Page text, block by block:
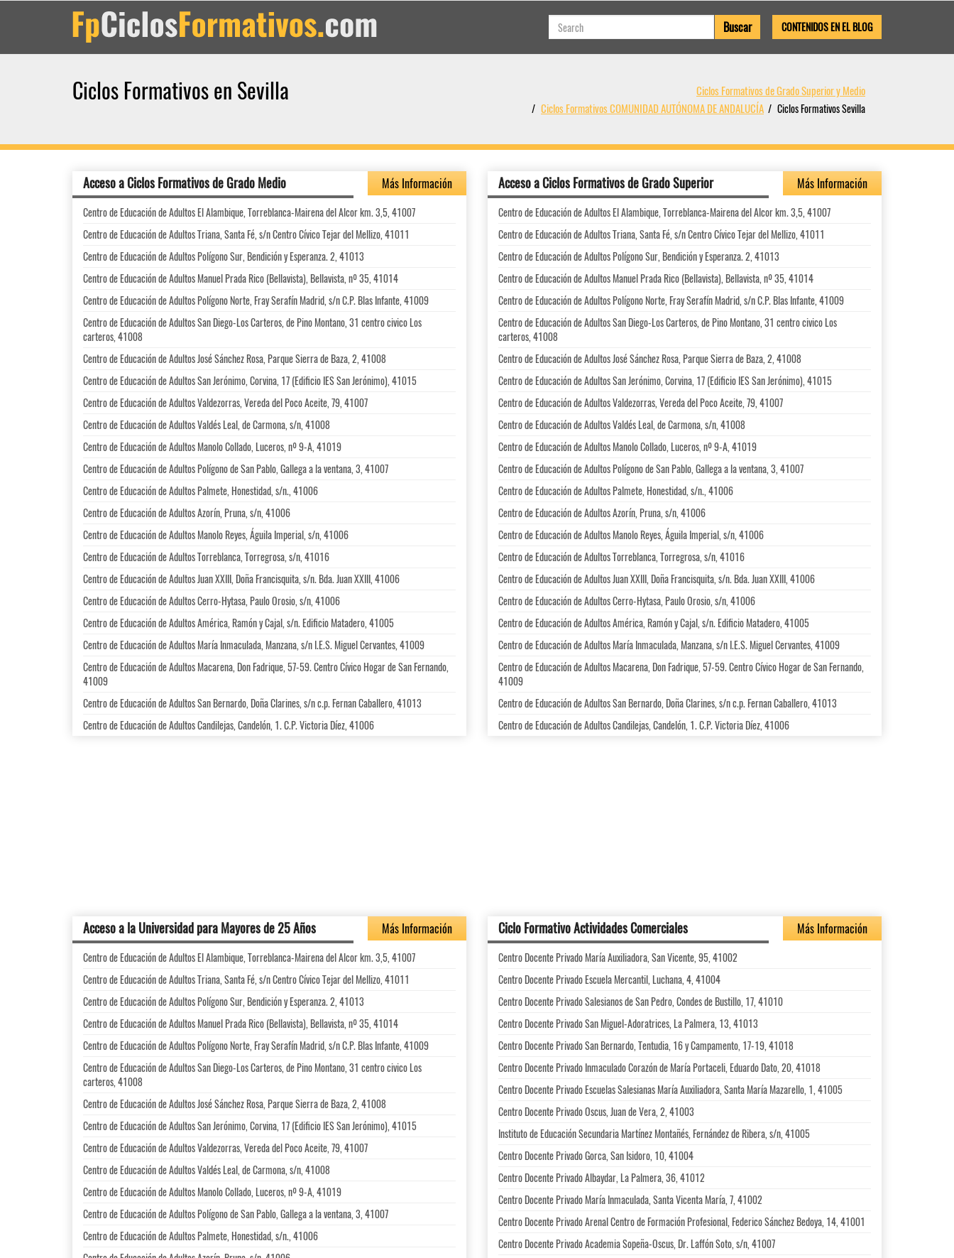
CONTENIDOS EN EL BLOG
Ciclos Formativos en Sevilla
Ciclos Formativos de Grado Superior y Medio
Ciclos Formativos COMUNIDAD AUTÓNOMA DE ANDALUCÍA
Ciclos Formativos Sevilla
Acceso a Ciclos Formativos de Grado Medio Más Información
Centro de Educación de Adultos El Alambique, Torreblanca-Mairena del Alcor km. 3,5, 41007
Centro de Educación de Adultos Triana, Santa Fé, s/n Centro Cívico Tejar del Mellizo, 41011
Centro de Educación de Adultos Polígono Sur, Bendición y Esperanza. 2, 41013
Centro de Educación de Adultos Manuel Prada Rico (Bellavista), Bellavista, nº 35, 41014
Centro de Educación de Adultos Polígono Norte, Fray Serafín Madrid, s/n C.P. Blas Infante, 41009
Centro de Educación de Adultos San Diego-Los Carteros, de Pino Montano, 31 centro civico Los
carteros, 41008
Centro de Educación de Adultos José Sánchez Rosa, Parque Sierra de Baza, 2, 41008
Centro de Educación de Adultos San Jerónimo, Corvina, 17 (Edificio IES San Jerónimo), 41015
Centro de Educación de Adultos Valdezorras, Vereda del Poco Aceite, 79, 41007
Centro de Educación de Adultos Valdés Leal, de Carmona, s/n, 41008
Centro de Educación de Adultos Manolo Collado, Luceros, nº 9-A, 41019
Centro de Educación de Adultos Polígono de San Pablo, Gallega a la ventana, 3, 41007
Centro de Educación de Adultos Palmete, Honestidad, s/n., 41006
Centro de Educación de Adultos Azorín, Pruna, s/n, 41006
Centro de Educación de Adultos Manolo Reyes, Águila Imperial, s/n, 41006
Centro de Educación de Adultos Torreblanca, Torregrosa, s/n, 41016
Centro de Educación de Adultos Juan XXIII, Doña Francisquita, s/n. Bda. Juan XXIII, 41006
Centro de Educación de Adultos Cerro-Hytasa, Paulo Orosio, s/n, 41006
Centro de Educación de Adultos América, Ramón y Cajal, s/n. Edificio Matadero, 41005
Centro de Educación de Adultos María Inmaculada, Manzana, s/n I.E.S. Miguel Cervantes, 41009
Centro de Educación de Adultos Macarena, Don Fadrique, 57-59. Centro Cívico Hogar de San Fernando,
41009
Centro de Educación de Adultos San Bernardo, Doña Clarines, s/n c.p. Fernan Caballero, 41013
Centro de Educación de Adultos Candilejas, Candelón, 1. C.P. Victoria Díez, 41006
Acceso a Ciclos Formativos de Grado Superior Más Información
Centro de Educación de Adultos El Alambique, Torreblanca-Mairena del Alcor km. 3,5, 41007
Centro de Educación de Adultos Triana, Santa Fé, s/n Centro Cívico Tejar del Mellizo, 41011
Centro de Educación de Adultos Polígono Sur, Bendición y Esperanza. 2, 41013
Centro de Educación de Adultos Manuel Prada Rico (Bellavista), Bellavista, nº 35, 41014
Centro de Educación de Adultos Polígono Norte, Fray Serafín Madrid, s/n C.P. Blas Infante, 41009
Centro de Educación de Adultos San Diego-Los Carteros, de Pino Montano, 31 centro civico Los
carteros, 41008
Centro de Educación de Adultos José Sánchez Rosa, Parque Sierra de Baza, 2, 41008
Centro de Educación de Adultos San Jerónimo, Corvina, 17 (Edificio IES San Jerónimo), 41015
Centro de Educación de Adultos Valdezorras, Vereda del Poco Aceite, 79, 41007
Centro de Educación de Adultos Valdés Leal, de Carmona, s/n, 41008
Centro de Educación de Adultos Manolo Collado, Luceros, nº 9-A, 41019
Centro de Educación de Adultos Polígono de San Pablo, Gallega a la ventana, 3, 41007
Centro de Educación de Adultos Palmete, Honestidad, s/n., 41006
Centro de Educación de Adultos Azorín, Pruna, s/n, 41006
Centro de Educación de Adultos Manolo Reyes, Águila Imperial, s/n, 41006
Centro de Educación de Adultos Torreblanca, Torregrosa, s/n, 41016
Centro de Educación de Adultos Juan XXIII, Doña Francisquita, s/n. Bda. Juan XXIII, 41006
Centro de Educación de Adultos Cerro-Hytasa, Paulo Orosio, s/n, 41006
Centro de Educación de Adultos América, Ramón y Cajal, s/n. Edificio Matadero, 41005
Centro de Educación de Adultos María Inmaculada, Manzana, s/n I.E.S. Miguel Cervantes, 41009
Centro de Educación de Adultos Macarena, Don Fadrique, 57-59. Centro Cívico Hogar de San Fernando,
41009
Centro de Educación de Adultos San Bernardo, Doña Clarines, s/n c.p. Fernan Caballero, 41013
Centro de Educación de Adultos Candilejas, Candelón, 1. C.P. Victoria Díez, 41006
Acceso a la Universidad para Mayores de 25 Años Más Información
Centro de Educación de Adultos El Alambique, Torreblanca-Mairena del Alcor km. 3,5, 41007
Centro de Educación de Adultos Triana, Santa Fé, s/n Centro Cívico Tejar del Mellizo, 41011
Centro de Educación de Adultos Polígono Sur, Bendición y Esperanza. 2, 41013
Centro de Educación de Adultos Manuel Prada Rico (Bellavista), Bellavista, nº 35, 41014
Centro de Educación de Adultos Polígono Norte, Fray Serafín Madrid, s/n C.P. Blas Infante, 41009
Centro de Educación de Adultos San Diego-Los Carteros, de Pino Montano, 31 centro civico Los
carteros, 41008
Centro de Educación de Adultos José Sánchez Rosa, Parque Sierra de Baza, 2, 41008
Centro de Educación de Adultos San Jerónimo, Corvina, 17 (Edificio IES San Jerónimo), 41015
Centro de Educación de Adultos Valdezorras, Vereda del Poco Aceite, 79, 41007
Centro de Educación de Adultos Valdés Leal, de Carmona, s/n, 41008
Centro de Educación de Adultos Manolo Collado, Luceros, nº 9-A, 41019
Centro de Educación de Adultos Polígono de San Pablo, Gallega a la ventana, 3, 41007
Centro de Educación de Adultos Palmete, Honestidad, s/n., 41006
Ciclo Formativo Actividades Comerciales Más Información
Centro Docente Privado María Auxiliadora, San Vicente, 95, 41002
Centro Docente Privado Escuela Mercantil, Luchana, 4, 41004
Centro Docente Privado Salesianos de San Pedro, Condes de Bustillo, 17, 41010
Centro Docente Privado San Miguel-Adoratrices, La Palmera, 13, 41013
Centro Docente Privado San Bernardo, Tentudia, 16 y Campamento, 17-19, 41018
Centro Docente Privado Inmaculado Corazón de María Portaceli, Eduardo Dato, 20, 41018
Centro Docente Privado Escuelas Salesianas María Auxiliadora, Santa María Mazarello, 1, 41005
Centro Docente Privado Oscus, Juan de Vera, 2, 41003
Instituto de Educación Secundaria Martínez Montañés, Fernández de Ribera, s/n, 41005
Centro Docente Privado Gorca, San Isidoro, 10, 41004
Centro Docente Privado Albaydar, La Palmera, 36, 41012
Centro Docente Privado María Inmaculada, Santa Vicenta María, 7, 41002
Centro Docente Privado Arenal Centro de Formación Profesional, Federico Sánchez Bedoya, 14, 41001
Centro Docente Privado Academia Sopeña-Oscus, Dr. Laffón Soto, s/n, 41007